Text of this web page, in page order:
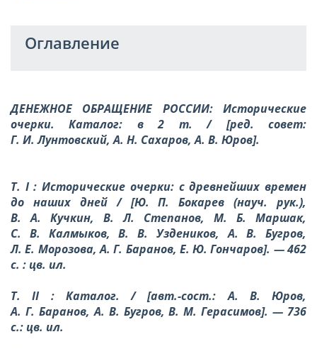
Оглавление
ДЕНЕЖНОЕ ОБРАЩЕНИЕ РОССИИ: Исторические
очерки. Каталог: в 2 т. / [ред. совет:
Г. И. Лунтовский, А. Н. Сахаров, А. В. Юров].
Т. I : Исторические очерки: с древнейших времен
до наших дней / [Ю. П. Бокарев (науч. рук.),
В. А. Кучкин, В. Л. Степанов, М. Б. Маршак,
С. В. Калмыков, В. В. Уздеников, А. В. Бугров,
Л. Е. Морозова, А. Г. Баранов, Е. Ю. Гончаров]. — 462
с. : цв. ил.
Т. II : Каталог. / [авт.-сост.: А. В. Юров,
А. Г. Баранов, А. В. Бугров, В. М. Герасимов]. — 736
c.: цв. ил.